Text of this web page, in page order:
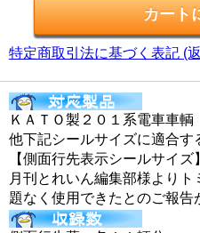
特定商取引法に基づく表記 (
ＫＡＴＯ製２０１系電車車輌
他下記シールサイズに適合す
【側面行先表示シールサイ
月刊とれいん編集部様より
題なく使用できたとのご報告